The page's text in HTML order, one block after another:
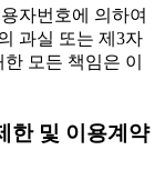
자번호에 의하여
과실 또는 제3자
모든 책임은 이
한 및 이용계약